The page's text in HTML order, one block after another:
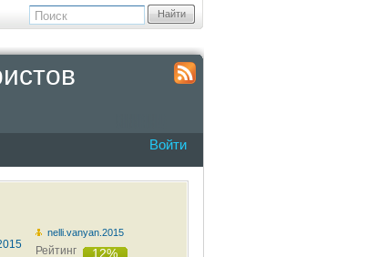
Найти
Войти
nelli.vanyan.2015
Рейтинг 12%